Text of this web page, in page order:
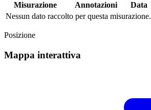
Misurazione Annotazioni
Data
Nessun dato raccolto per questa misurazione.
Posizione
Mappa interattiva